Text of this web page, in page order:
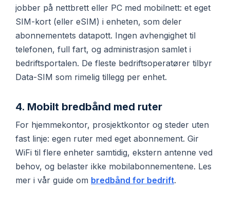
jobber på nettbrett eller PC med mobilnett: et eget
SIM-kort (eller eSIM) i enheten, som deler
abonnementets datapott. Ingen avhengighet til
telefonen, full fart, og administrasjon samlet i
bedriftsportalen. De fleste bedriftsoperatører tilbyr
Data-SIM som rimelig tillegg per enhet.
4. Mobilt bredbånd med ruter
For hjemmekontor, prosjektkontor og steder uten
fast linje: egen ruter med eget abonnement. Gir
WiFi til flere enheter samtidig, ekstern antenne ved
behov, og belaster ikke mobilabonnementene. Les
mer i vår guide om bredbånd for bedrift.